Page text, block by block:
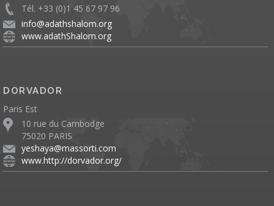
Tél. +33 (0)1 45 67 97 96
info@adathshalom.org
www.adathShalom.org
DORVADOR
Paris Est
10 rue du Cambodge
75020 PARIS
yeshaya@massorti.com
www.http://dorvador.org/